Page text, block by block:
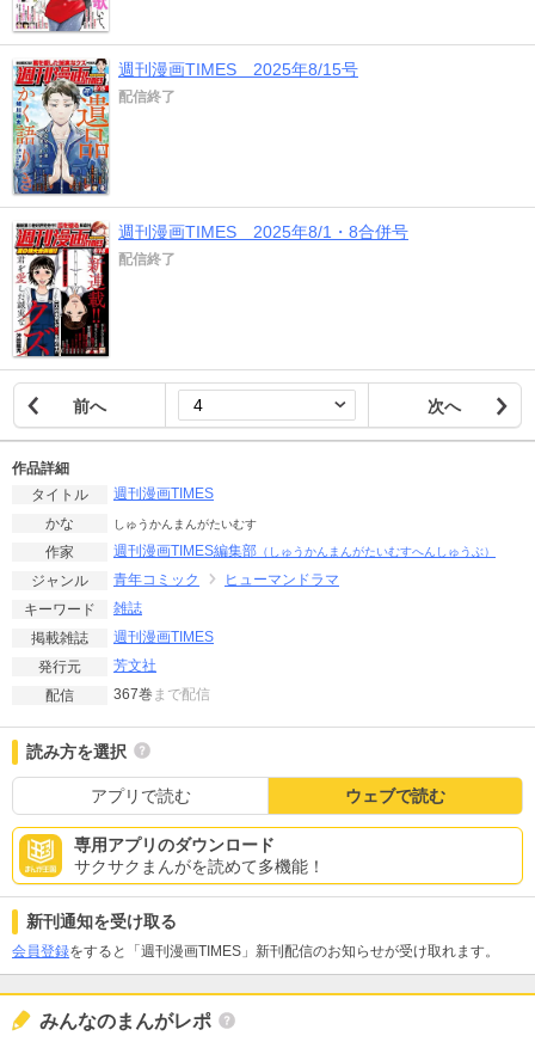
週刊漫画TIMES 2025年8/15号
配信終了
週刊漫画TIMES 2025年8/1・8合併号
配信終了
前へ 次へ
作品詳細
タイトル
週刊漫画TIMES
かな
しゅうかんまんがたいむす
作家 週刊漫画TIMES編集部 （しゅうかんまんがたいむすへんしゅうぶ）
ジャンル 青年コミック
ヒューマンドラマ
キーワード
雑誌
掲載雑誌
週刊漫画TIMES
発行元
芳文社
配信
367巻 まで配信
読み方を選択
アプリで読む ウェブで読む
専用アプリのダウンロード
サクサクまんがを読めて多機能！
新刊通知を受け取る
会員登録をすると「週刊漫画TIMES」新刊配信のお知らせが受け取れます。
みんなのまんがレポ